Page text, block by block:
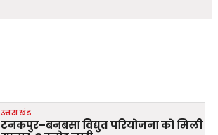
उत्तराखंड
टनकपुर–बनबसा विद्युत परियोजना को मिली